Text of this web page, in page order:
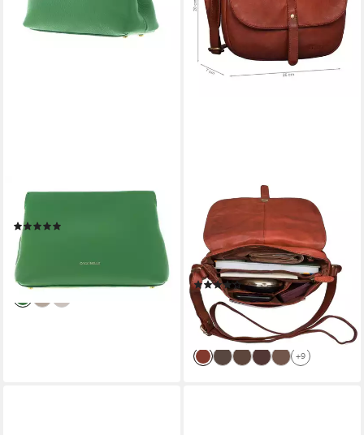
COCCINELLE
Clutch Beat Clutch
183,60 €
-32%
lieferbar - in 2-3 Werktagen bei dir
Handtasche "Kira"
Umhängetasche Frauen
Leder Vintage Handtasche
Abendtasche
(1)
79,90 € UVP89,90 €
-11%
lieferbar - in 2-3 Werktagen bei dir
+9